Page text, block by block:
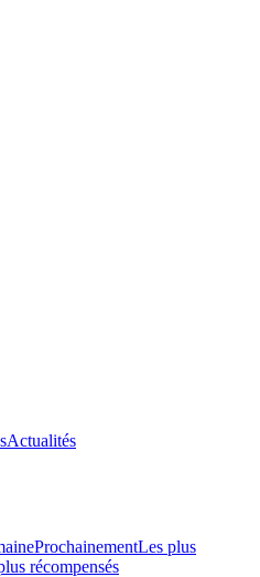
Actualités
ProchainementLes plus
récompensés